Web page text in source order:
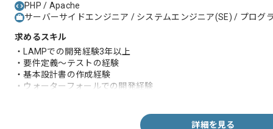
PHP / Apache
サーバーサイドエンジニア / システムエンジニア(SE) / プログ
求めるスキル
・LAMPでの開発経験3年以上
・要件定義～テストの経験
・基本設計書の作成経験
・ウォーターフォールでの開発経験
詳細を見る